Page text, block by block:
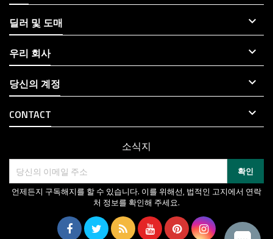
딜러 및 도매 
우리 회사 
당신의 계정 
CONTACT 
소식지
언제든지 구독해지를 할 수 있습니다. 이를 위해선, 법적인 고지에서 연락
처 정보를 확인해 주세요.